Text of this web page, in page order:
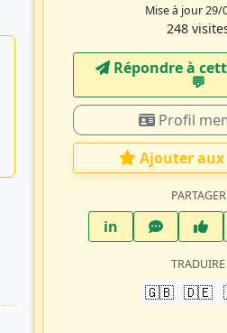
Mise à jour 29/
248
Répondre à
💬​
Profil
Ajouter
PARTAGER
inLinkedInWhatsApp
TRADUIRE
🇬🇧 🇩🇪